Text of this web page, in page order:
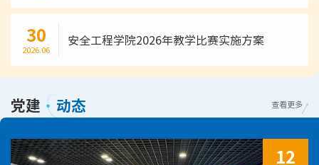
30
2026.06
安全工程学院2026年教学比赛实施方案
党建 动态 查看更多
12